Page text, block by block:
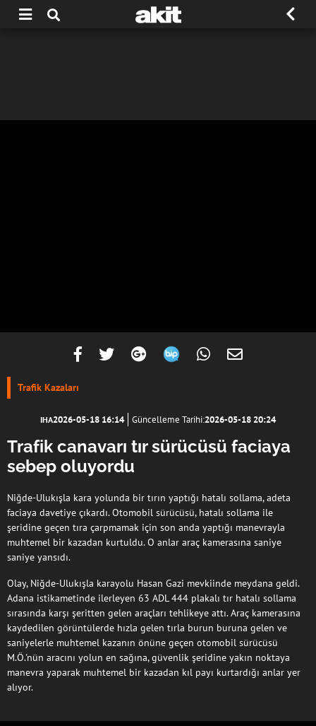
Trafik Kazaları
IHA2026-05-18 16:14 Güncelleme Tarihi:2026-05-18 20:24
Trafik canavarı tır sürücüsü faciaya
sebep oluyordu
Niğde-Ulukışla kara yolunda bir tırın yaptığı hatalı sollama, adeta
faciaya davetiye çıkardı. Otomobil sürücüsü, hatalı sollama ile
şeridine geçen tıra çarpmamak için son anda yaptığı manevrayla
muhtemel bir kazadan kurtuldu. O anlar araç kamerasına saniye
saniye yansıdı.
Olay, Niğde-Ulukışla karayolu Hasan Gazi mevkiinde meydana geldi.
Adana istikametinde ilerleyen 63 ADL 444 plakalı tır hatalı sollama
sırasında karşı şeritten gelen araçları tehlikeye attı. Araç kamerasına
kaydedilen görüntülerde hızla gelen tırla burun buruna gelen ve
saniyelerle muhtemel kazanın önüne geçen otomobil sürücüsü
M.Ö.'nün aracını yolun en sağına, güvenlik şeridine yakın noktaya
manevra yaparak muhtemel bir kazadan kıl payı kurtardığı anlar yer
alıyor.